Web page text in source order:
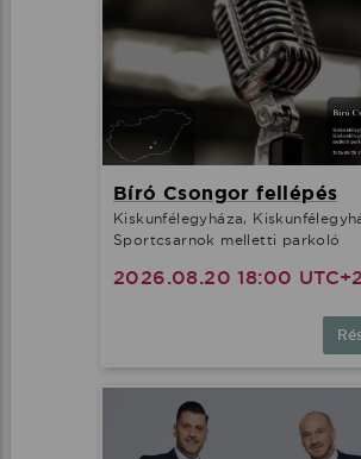
Bíró Csongor fellépés
Kiskunfélegyháza,
Sportcsarnok melletti parkoló
2026.08.20 18:00 UTC+2